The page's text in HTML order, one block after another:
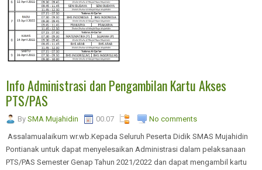
Info Administrasi dan Pengambilan Kartu Akses
PTS/PAS
By SMA Mujahidin 00.07
No comments
Assalamualaikum wr.wb.Kepada Seluruh Peserta Didik SMAS Mujahidin
Pontianak untuk dapat menyelesaikan Administrasi dalam pelaksanaan
PTS/PAS Semester Genap Tahun 2021/2022 dan dapat mengambil kartu